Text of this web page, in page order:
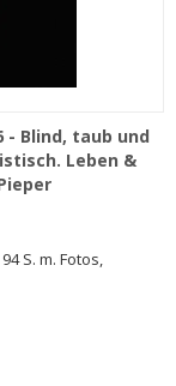
- Blind, taub und
Leben &
S. m. Fotos,